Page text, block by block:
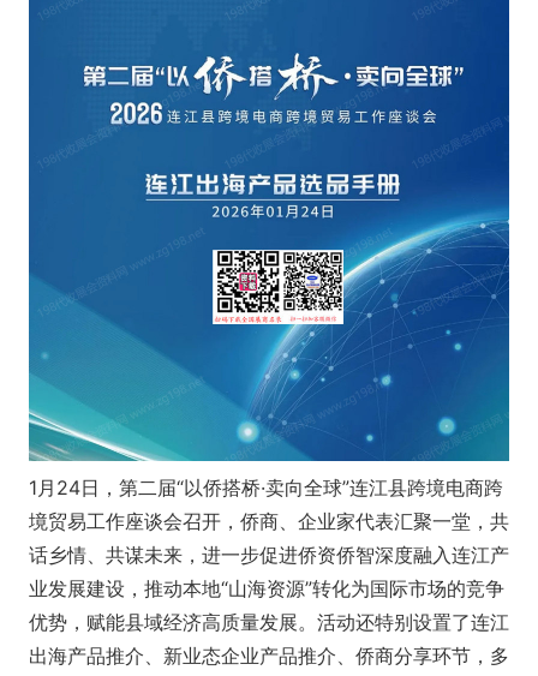
1月24日，第二届“以侨搭桥·卖向全球”连江县跨境电商跨
境贸易工作座谈会召开，侨商、企业家代表汇聚一堂，共
话乡情、共谋未来，进一步促进侨资侨智深度融入连江产
业发展建设，推动本地“山海资源”转化为国际市场的竞争
优势，赋能县域经济高质量发展。活动还特别设置了连江
出海产品推介、新业态企业产品推介、侨商分享环节，多